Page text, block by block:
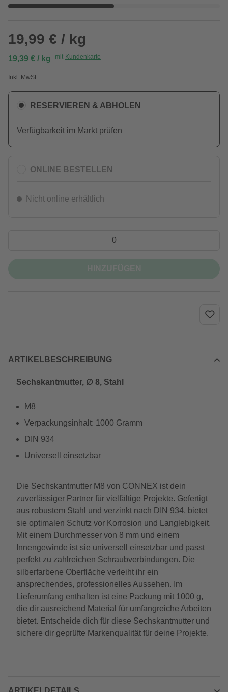
19,99 € / kg
19,39 € / kg mit Kundenkarte
Inkl. MwSt.
RESERVIEREN & ABHOLEN
Verfügbarkeit im Markt prüfen
ONLINE BESTELLEN
Nicht online erhältlich
ARTIKELBESCHREIBUNG
Sechskantmutter, ∅ 8, Stahl
M8
Verpackungsinhalt: 1000 Gramm
DIN 934
Universell einsetzbar
Die Sechskantmutter M8 von CONNEX ist dein
zuverlässiger Partner für vielfältige Projekte. Gefertigt
aus robustem Stahl und verzinkt nach DIN 934, bietet
sie optimalen Schutz vor Korrosion und Langlebigkeit.
Mit einem Durchmesser von 8 mm und einem
Innengewinde ist sie universell einsetzbar und passt
perfekt zu zahlreichen Schraubverbindungen. Die
silberfarbene Oberfläche verleiht ihr ein
ansprechendes, professionelles Aussehen. Im
Lieferumfang enthalten ist eine Packung mit 1000 g,
die dir ausreichend Material für umfangreiche Arbeiten
bietet. Entscheide dich für diese Sechskantmutter und
sichere dir geprüfte Markenqualität für deine Projekte.